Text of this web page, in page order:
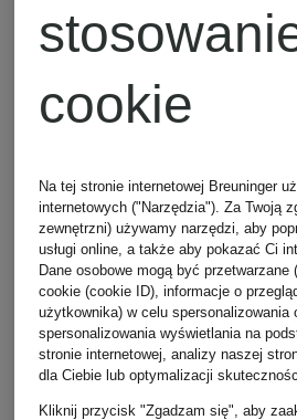
Kurtki
damskie
Kurtki
cookie
Na tej stronie internetowej Breuninger
internetowych ("Narzędzia"). Za Twoją
zewnętrzni) używamy narzędzi, aby
usługi online, a także aby pokazać Ci
Dane osobowe mogą być
cookie (cookie ID), informacje o
użytkownika) w celu
spersonalizowania wyświetlania na
stronie internetowej, analizy naszej
dla Ciebie lub optymalizacji
Kliknij przycisk "Zgadzam się", aby